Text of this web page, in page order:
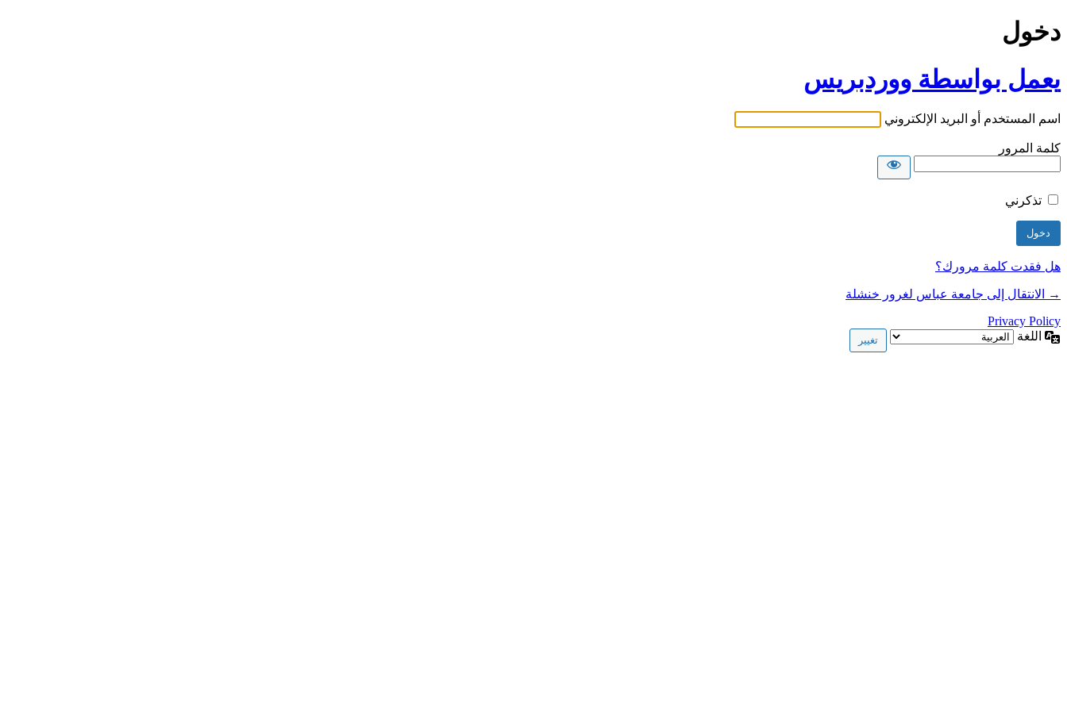
دخول
يعمل بواسطة ووردبريس
اسم المستخدم أو البريد الإلكتروني
كلمة المرور
تذكرني
هل فقدت كلمة مرورك؟
→ الانتقال إلى جامعة عباس لغرور خنشلة
Privacy Policy
اللغة